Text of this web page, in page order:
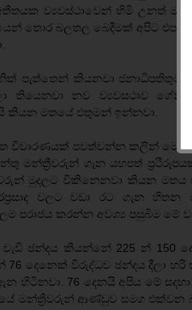
ව්‍යවස්ථාවෙන් හිමි උනත්
තොර බලතල බෙදීමක් අපිට එපා
පැත්තෙන් කියනවා
තියෙනවා නව ව්‍යවසථාව
කියන මතයේ එතුමන් ඉන්නවා.
විචාරණයක් පවත්වන්න කලින් මෙය
මන්ත්‍රීවරුන් ගැන යහපත්
මුදලට විකිනෙනවා කියන මතය
වලට වඩා රට ගැන හිතන
පරාජය කරන්න අවශ්‍ය පසුබිම මේ
වැඩි ඡන්දය කියන්නේ 225 න් 150
76 දෙනෙක් විරුද්ධව ඡන්දය දීලා
ඇන හිටිනවා. 76 දෙනයි අපිය මේ
මන්ත්‍රීවරුන් ආණ්ඩුව සමග එක්වන